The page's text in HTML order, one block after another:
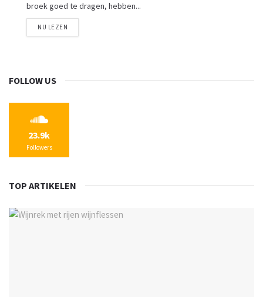
broek goed te dragen, hebben...
NU LEZEN
FOLLOW US
23.9k
Followers
TOP ARTIKELEN